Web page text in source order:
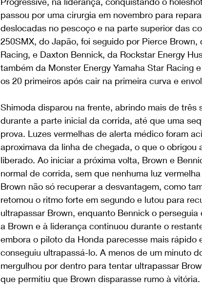
passou por uma cirurgia em novembro para
deslocadas no pescoço e na parte superior das
250SMX, do Japão, foi seguido por Pierce Brown,
Racing, e Daxton Bennick, da Rockstar Energy
também da Monster Energy Yamaha Star Racing
os 20 primeiros após cair na primeira curva e
Shimoda disparou na frente, abrindo mais de três
durante a parte inicial da corrida, até que uma
prova. Luzes vermelhas de alerta médico foram
aproximava da linha de chegada, o que o
liberado. Ao iniciar a próxima volta, Brown e
normal de corrida, sem que nenhuma luz
Brown não só recuperar a desvantagem, como
retomou o ritmo forte em segundo e lutou para
ultrapassar Brown, enquanto Bennick o
a Brown e à liderança continuou durante o
embora o piloto da Honda parecesse mais rápido
conseguiu ultrapassá-lo. A menos de um minuto
mergulhou por dentro para tentar ultrapassar
que permitiu que Brown disparasse rumo à vitória.